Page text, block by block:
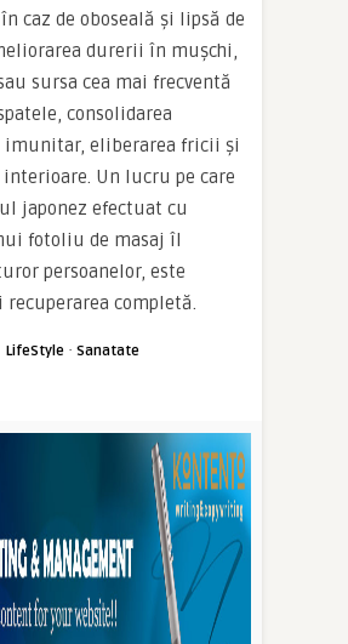
caz de oboseală și lipsă de
durerii în mușchi,
sursa cea mai frecventă
consolidarea
eliberarea fricii și
Un lucru pe care
japonez efectuat cu
fotoliu de masaj îl
persoanelor, este
recuperarea completă.
LifeStyle · Sanatate